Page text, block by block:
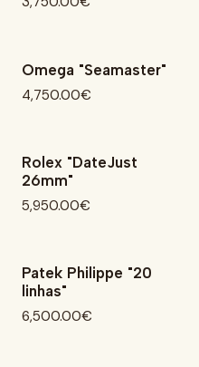
Novo
Omega "Seamaster"
4,750.00€
Rolex "DateJust
26mm"
5,950.00€
Patek Philippe "20
linhas"
6,500.00€